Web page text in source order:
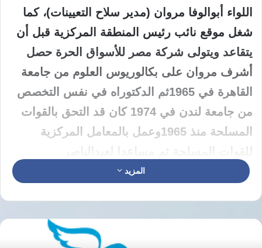
اللواء أبوالوفا مروان (مدير سلاح التعيينات)، كما
شغل موقع‌‌ نائب رئيس المنطقة المركزية قبل أن
يتقاعد ويتولى شركة مصر للأسواق الحرة حصل
أشرف مروان على‌‌ بكالوريوس العلوم من جامعة
القاهرة في ‌‌1965‌‌ثم الدكتوراه في نفس التخصص
من جامعة لندن في ‌‌1974‌‌ كان قد التحق بالقوات
المسلحة منذ ‌‌1965‌‌وعمل بالمعامل المركزية
وفى‌‌1970‌‌أصبح سكرتير الرئيس السادات
أن ترك موقعه في مارس ‌‌1976‌‌ وكان قد ترأس
المزيد